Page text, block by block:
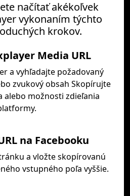
načítať akékoľvek
vykonaním týchto
krokov.
Media URL
a vyhľadajte požadovaný
zvukový obsah Skopírujte
alebo možnosti zdieľania
na Facebooku
a vložte skopírovanú
vstupného poľa vyššie.